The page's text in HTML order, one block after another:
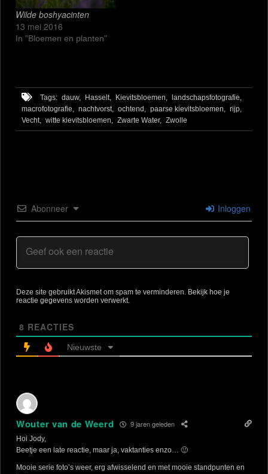
Wilde boshyacinten
13 mei 2016
In "Bloemen en planten"
Tags: dauw, Hasselt, Kievitsbloemen,
landschapsfotografie,
macrofotografie, nachtvorst, ochtend, paarse kievitsbloemen, rijp,
Vecht, witte kievitsbloemen, Zwarte Water, Zwolle
Abonneer Inloggen
Deze site gebruikt Akismet om spam te verminderen. Bekijk hoe je
reactie gegevens worden verwerkt.
8 REACTIES
Nieuwste
Wouter van de Weerd 9 jaren geleden
Hoi Jody,
Beetje een late reactie, maar ja, vaktanties enzo… 🙂
Mooie serie foto’s weer, erg afwisselend en met mooie standpunten en